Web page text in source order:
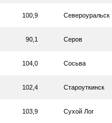
100,9 Североуральск
90,1 Серов
104,0 Сосьва
102,4 Староуткинск
103,9 Сухой Лог